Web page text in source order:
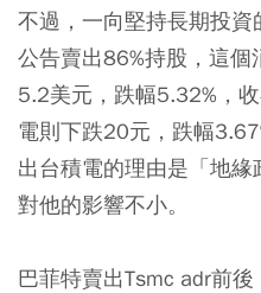
不過，一向堅持長期投
公告賣出86%持股，這
5.2美元，跌幅5.32%，
電則下跌20元，跌幅
出台積電的理由是「地
對他的影響不小。
巴菲特賣出Tsmc adr前